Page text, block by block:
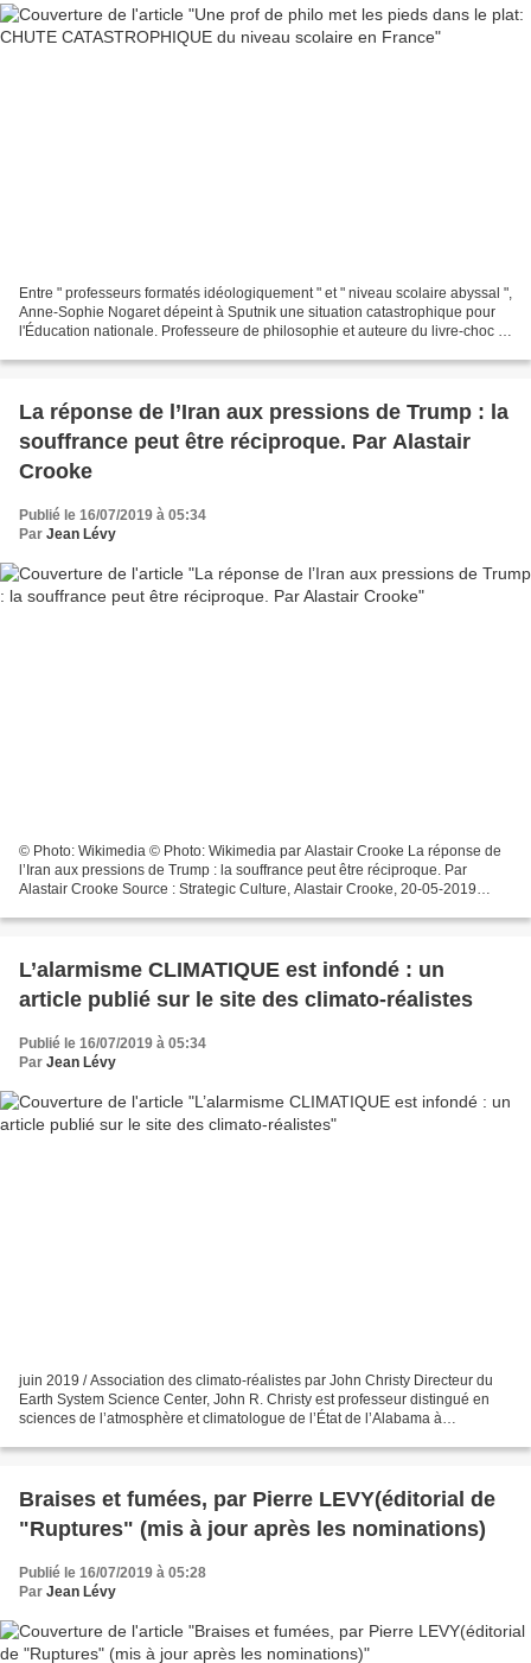
Entre " professeurs formatés idéologiquement " et " niveau scolaire abyssal ",
Anne-Sophie Nogaret dépeint à Sputnik une situation catastrophique pour
l'Éducation nationale. Professeure de philosophie et auteure du livre-choc "
La réponse de l’Iran aux pressions de Trump : la
souffrance peut être réciproque. Par Alastair
Crooke
Publié le 16/07/2019 à 05:34
Par Jean Lévy
© Photo: Wikimedia © Photo: Wikimedia par Alastair Crooke La réponse de
l’Iran aux pressions de Trump : la souffrance peut être réciproque. Par
Alastair Crooke Source : Strategic Culture, Alastair Crooke, 20-05-2019
L’alarmisme CLIMATIQUE est infondé : un
article publié sur le site des climato-réalistes
Publié le 16/07/2019 à 05:34
Par Jean Lévy
juin 2019 / Association des climato-réalistes par John Christy Directeur du
Earth System Science Center, John R. Christy est professeur distingué en
sciences de l’atmosphère et climatologue de l’État de l’Alabama à
Braises et fumées, par Pierre LEVY(éditorial de
"Ruptures" (mis à jour après les nominations)
Publié le 16/07/2019 à 05:28
Par Jean Lévy